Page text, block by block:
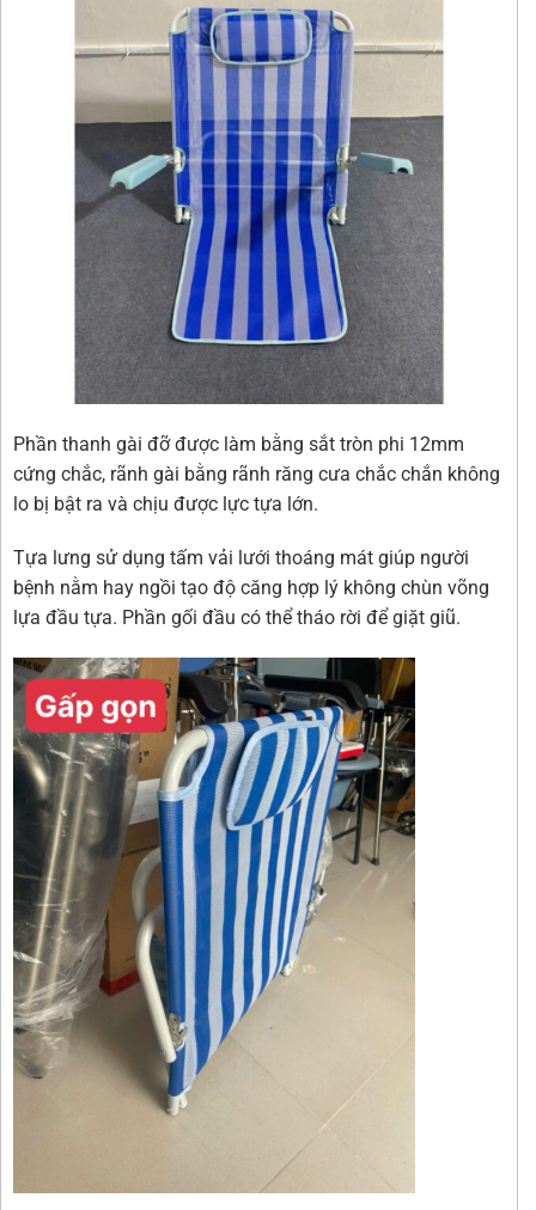
Phần thanh gài đỡ được làm bằng sắt tròn phi 12mm
cứng chắc, rãnh gài bằng rãnh răng cưa chắc chắn không
lo bị bật ra và chịu được lực tựa lớn.
Tựa lưng sử dụng tấm vải lưới thoáng mát giúp người
bệnh nằm hay ngồi tạo độ căng hợp lý không chùn võng
lựa đầu tựa. Phần gối đầu có thể tháo rời để giặt giũ.